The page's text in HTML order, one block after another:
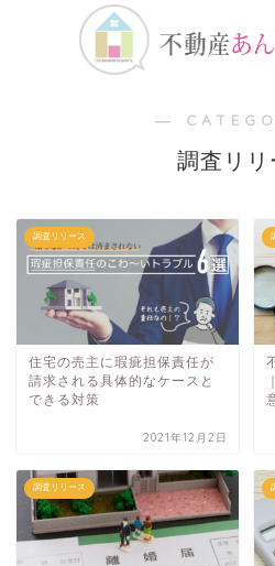
―
調査リリ
調査リリース
住宅の売主に瑕疵担保責任が
請求される具体的なケースと
できる対策
2021年12月2日
調査リリース